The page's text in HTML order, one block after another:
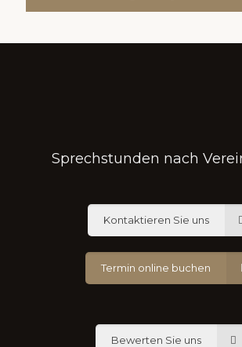
Sprechstunden nach
Kontaktieren Sie uns
Termin online buchen
Bewerten Sie uns